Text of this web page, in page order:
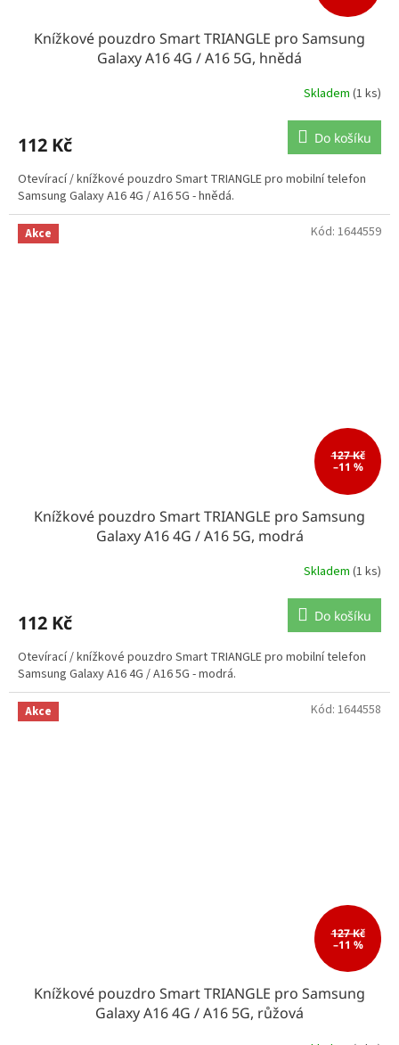
Knížkové pouzdro Smart TRIANGLE pro Samsung
Galaxy A16 4G / A16 5G, hnědá
Skladem (1 ks)
112 Kč Do košíku
Otevírací / knížkové pouzdro Smart TRIANGLE pro mobilní telefon
Samsung Galaxy A16 4G / A16 5G - hnědá.
Akce
127 Kč
–11 %
Knížkové pouzdro Smart TRIANGLE pro Samsung
Galaxy A16 4G / A16 5G, modrá
Skladem (1 ks)
112 Kč Do košíku
Otevírací / knížkové pouzdro Smart TRIANGLE pro mobilní telefon
Samsung Galaxy A16 4G / A16 5G - modrá.
Kód: 1644559
Akce
127 Kč
–11 %
Knížkové pouzdro Smart TRIANGLE pro Samsung
Galaxy A16 4G / A16 5G, růžová
Kód: 1644558